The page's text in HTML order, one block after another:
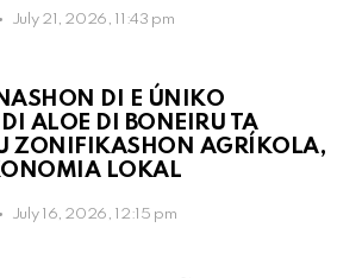
July 21, 2026, 11:43 pm
DI E ÚNIKO
ALOE DI BONEIRU TA
ZONIFIKASHON AGRÍKOLA,
LOKAL
July 16, 2026, 12:15 pm